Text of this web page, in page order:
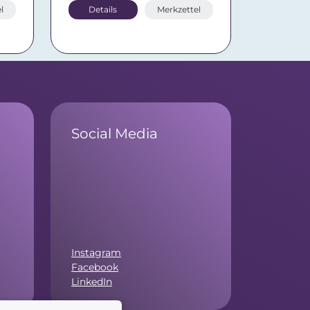
Details Merkzettel
Social Media
Instagram
Facebook
LinkedIn